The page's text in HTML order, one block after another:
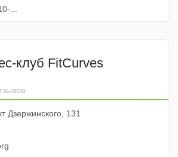
...
клуб FitCurves
Дзержинского, 131